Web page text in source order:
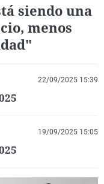
siendo una
menos
22/09/2025 15:39
19/09/2025 15:05